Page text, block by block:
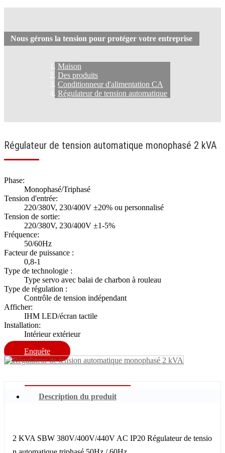
Nous gérons la tension pour protéger votre entreprise
Maison
Des produits
Conditionneur d'alimentation CA
Régulateur de tension automatique
Régulateur de tension automatique monophasé 2 kVA
Phase:
Monophasé/Triphasé
Tension d'entrée:
220/380V, 230/400V ±20% ou personnalisé
Tension de sortie:
220/380V, 230/400V ±1-5%
Fréquence:
50/60Hz
Facteur de puissance :
0,8-1
Type de technologie :
Type servo avec balai de charbon à rouleau
Type de régulation :
Contrôle de tension indépendant
Afficher:
IHM LED/écran tactile
Installation:
Intérieur extérieur
Enquête
Description du produit
2 KVA SBW 380V/400V/440V AC IP20 Régulateur de tensio